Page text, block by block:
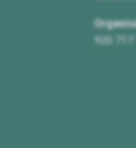
920 717